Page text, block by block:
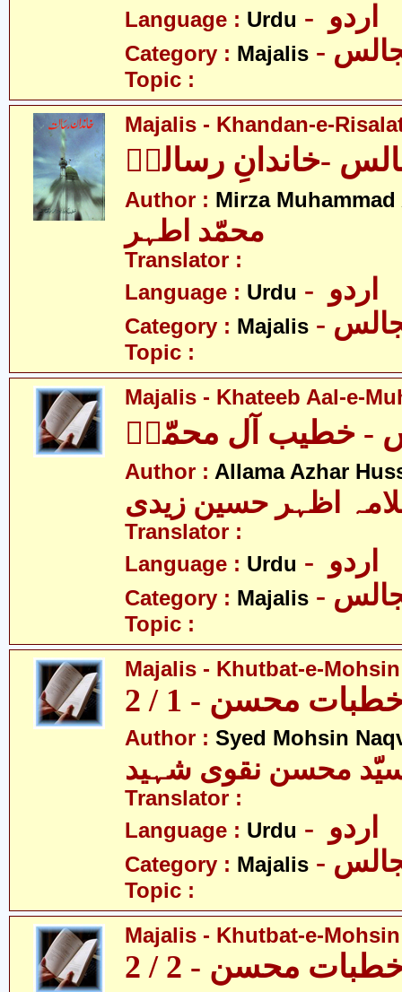
Language : Urdu
Category : Majalis
Topic :
Majalis - Khandan-e-
-خاندانِ رسالتؐ
Author : Mirza Muhammad
محمّد اطہر
Translator :
Language : Urdu
Category : Majalis
Topic :
Majalis - Khateeb Aal-e-
- خطیب آل محمّدؑ
Author : Allama Azhar
Translator :
Language : Urdu
Category : Majalis
Topic :
Majalis - Khutbat-e-
محسن - 1 / 2
Author : Syed Mohsin
محسن نقوی شہید
Translator :
Language : Urdu
Category : Majalis
Topic :
Majalis - Khutbat-e-
محسن - 2 / 2